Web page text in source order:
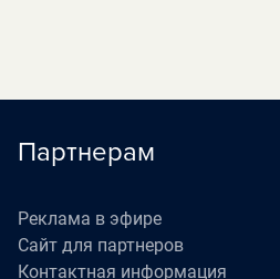
Партнерам
Реклама в эфире
Сайт для партнеров
Контактная информация